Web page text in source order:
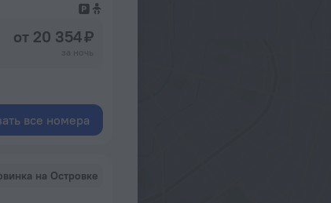
от 20 354 ₽
все номера
на Островке